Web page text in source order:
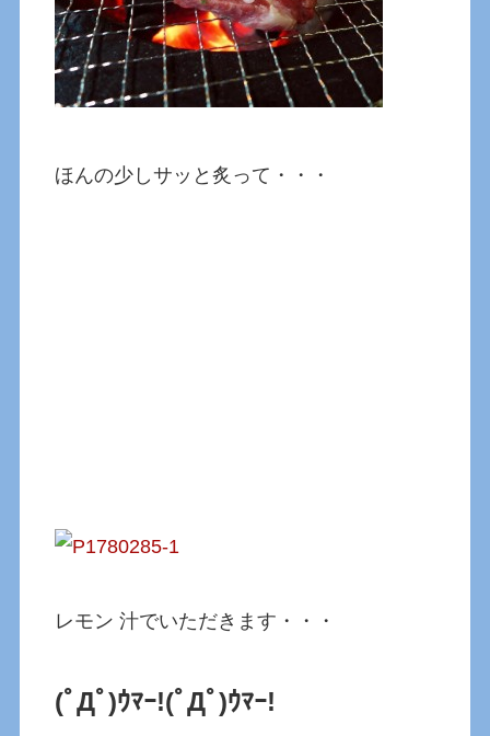
ほんの少しサッと炙って・・・
レモン 汁でいただきます・・・
(ﾟДﾟ)ｳﾏｰ!(ﾟДﾟ)ｳﾏｰ!